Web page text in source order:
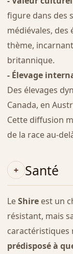
figure dans des
médiévales, des
thème,
britannique.
- Élevage
Des élevages
Canada, en
Cette diffusion
de la race au-
Santé
LeShireest un
résistant, mais
prédisposé à